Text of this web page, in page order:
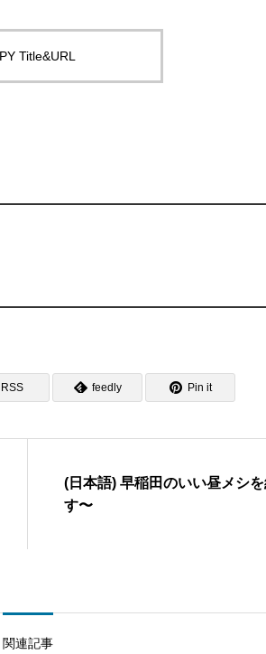
Title&URL
RSS feedly Pin it
(日本語) 早稲田のいい昼メシを
す〜
関連記事